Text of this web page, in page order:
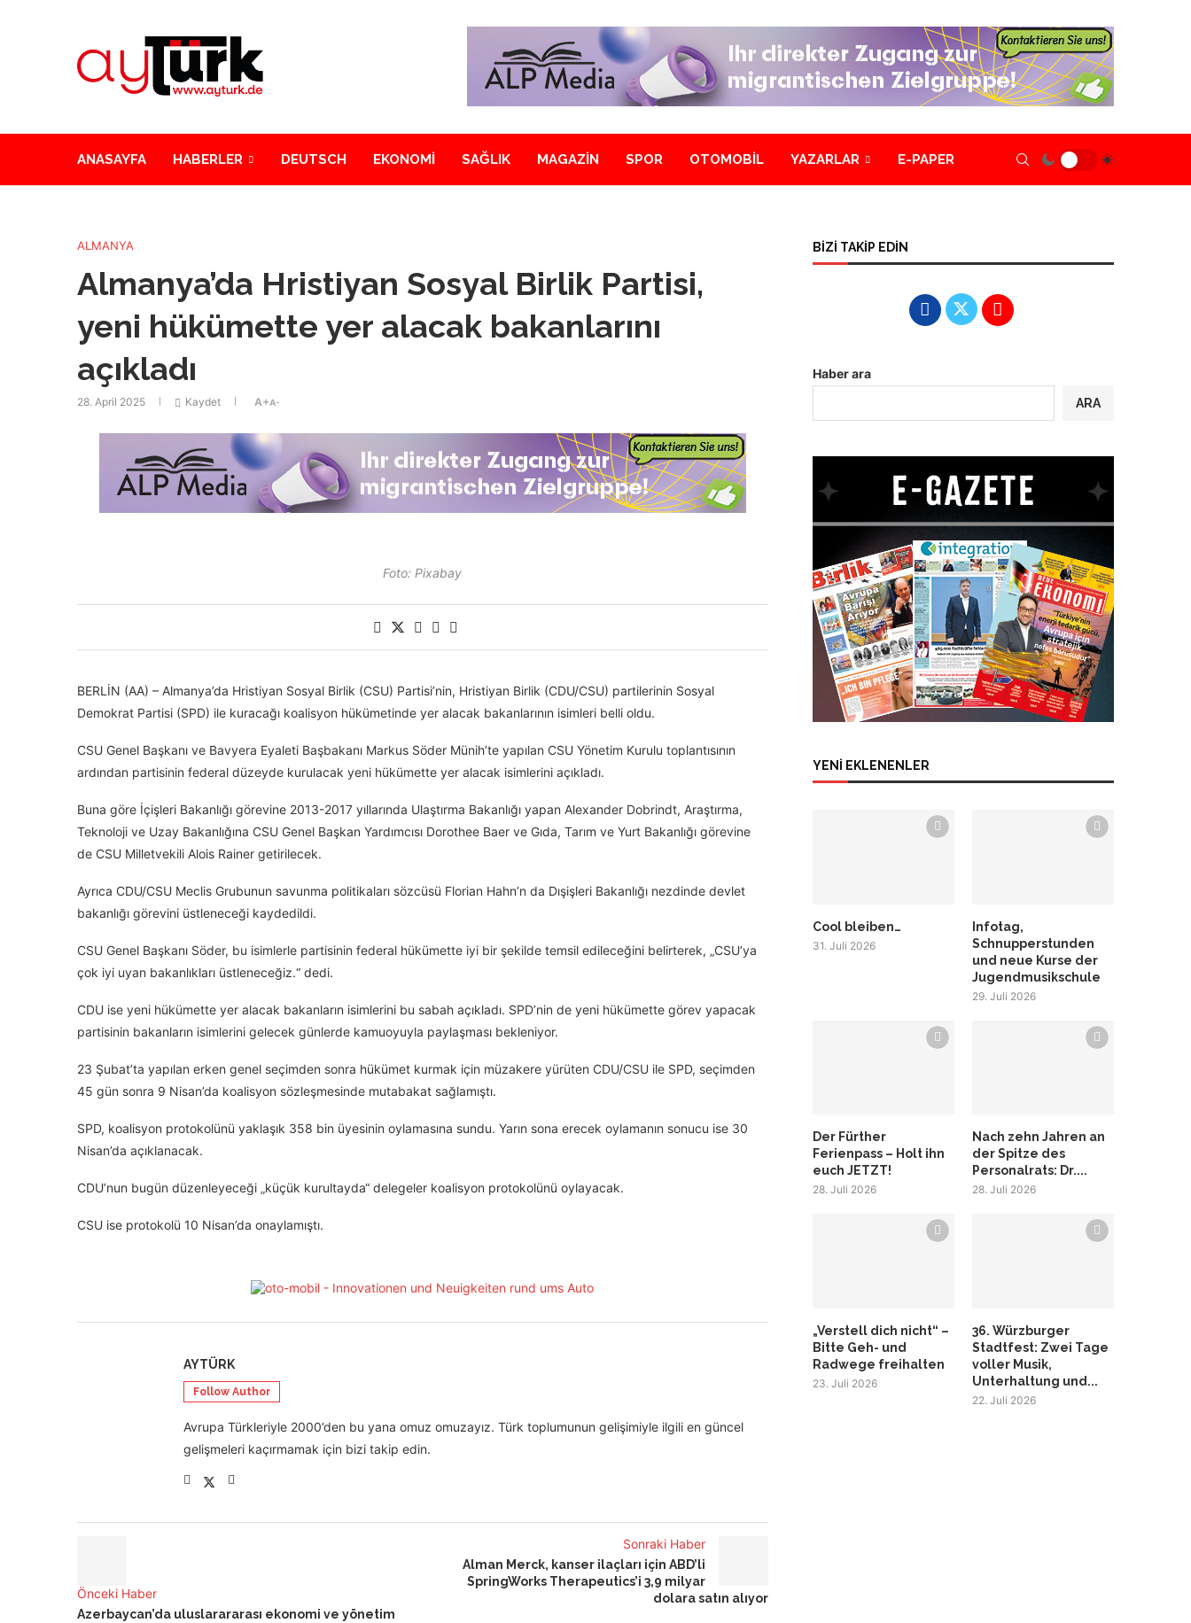
ANASAYFA HABERLER DEUTSCH EKONOMİ SAĞLIK MAGAZİN SPOR OTOMOBİL YAZARLAR E-PAPER
ALMANYA
Almanya’da Hristiyan Sosyal Birlik Partisi,
yeni hükümette yer alacak bakanlarını
açıkladı
28. April 2025 Kaydet A+A-
Foto: Pixabay
BERLİN (AA) – Almanya’da Hristiyan Sosyal Birlik (CSU) Partisi’nin, Hristiyan Birlik (CDU/CSU) partilerinin Sosyal
Demokrat Partisi (SPD) ile kuracağı koalisyon hükümetinde yer alacak bakanlarının isimleri belli oldu.
CSU Genel Başkanı ve Bavyera Eyaleti Başbakanı Markus Söder Münih’te yapılan CSU Yönetim Kurulu toplantısının
ardından partisinin federal düzeyde kurulacak yeni hükümette yer alacak isimlerini açıkladı.
Buna göre İçişleri Bakanlığı görevine 2013-2017 yıllarında Ulaştırma Bakanlığı yapan Alexander Dobrindt, Araştırma,
Teknoloji ve Uzay Bakanlığına CSU Genel Başkan Yardımcısı Dorothee Baer ve Gıda, Tarım ve Yurt Bakanlığı görevine
de CSU Milletvekili Alois Rainer getirilecek.
Ayrıca CDU/CSU Meclis Grubunun savunma politikaları sözcüsü Florian Hahn’n da Dışişleri Bakanlığı nezdinde devlet
bakanlığı görevini üstleneceği kaydedildi.
CSU Genel Başkanı Söder, bu isimlerle partisinin federal hükümette iyi bir şekilde temsil edileceğini belirterek, „CSU’ya
çok iyi uyan bakanlıkları üstleneceğiz.“ dedi.
CDU ise yeni hükümette yer alacak bakanların isimlerini bu sabah açıkladı. SPD’nin de yeni hükümette görev yapacak
partisinin bakanların isimlerini gelecek günlerde kamuoyuyla paylaşması bekleniyor.
​​​​​​​23 Şubat’ta yapılan erken genel seçimden sonra hükümet kurmak için müzakere yürüten CDU/CSU ile SPD, seçimden
45 gün sonra 9 Nisan’da koalisyon sözleşmesinde mutabakat sağlamıştı.
SPD, koalisyon protokolünü yaklaşık 358 bin üyesinin oylamasına sundu. Yarın sona erecek oylamanın sonucu ise 30
Nisan’da açıklanacak.
CDU’nun bugün düzenleyeceği „küçük kurultayda“ delegeler koalisyon protokolünü oylayacak.
CSU ise protokolü 10 Nisan’da onaylamıştı.
AYTÜRK
Follow Author
Avrupa Türkleriyle 2000’den bu yana omuz omuzayız. Türk toplumunun gelişimiyle ilgili en güncel
gelişmeleri kaçırmamak için bizi takip edin.
Önceki Haber
Azerbaycan’da uluslarararası ekonomi ve yönetim
Sonraki Haber
Alman Merck, kanser ilaçları için ABD’li
SpringWorks Therapeutics’i 3,9 milyar
dolara satın alıyor
BİZİ TAKİP EDİN
Haber ara
ARA
YENİ EKLENENLER
Cool bleiben…
31. Juli 2026
Infotag,
Schnupperstunden
und neue Kurse der
Jugendmusikschule
29. Juli 2026
Der Fürther
Ferienpass – Holt ihn
euch JETZT!
28. Juli 2026
Nach zehn Jahren an
der Spitze des
Personalrats: Dr....
28. Juli 2026
„Verstell dich nicht“ –
Bitte Geh- und
Radwege freihalten
23. Juli 2026
36. Würzburger
Stadtfest: Zwei Tage
voller Musik,
Unterhaltung und...
22. Juli 2026